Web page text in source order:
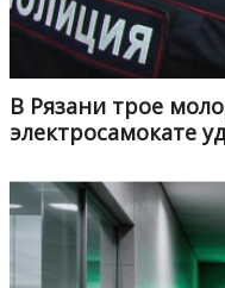
В Рязани трое
электросамокате